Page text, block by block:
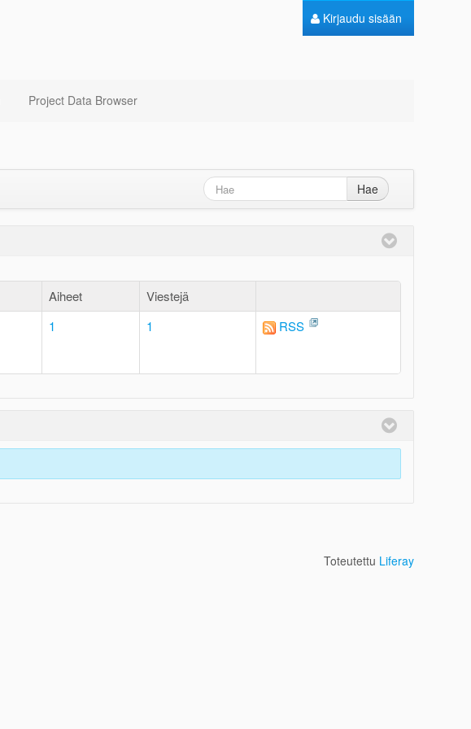
Kirjaudu sisään
Project Data Browser
Hae
Aiheet Viestejä
1 1 RSS
Toteutettu Liferay